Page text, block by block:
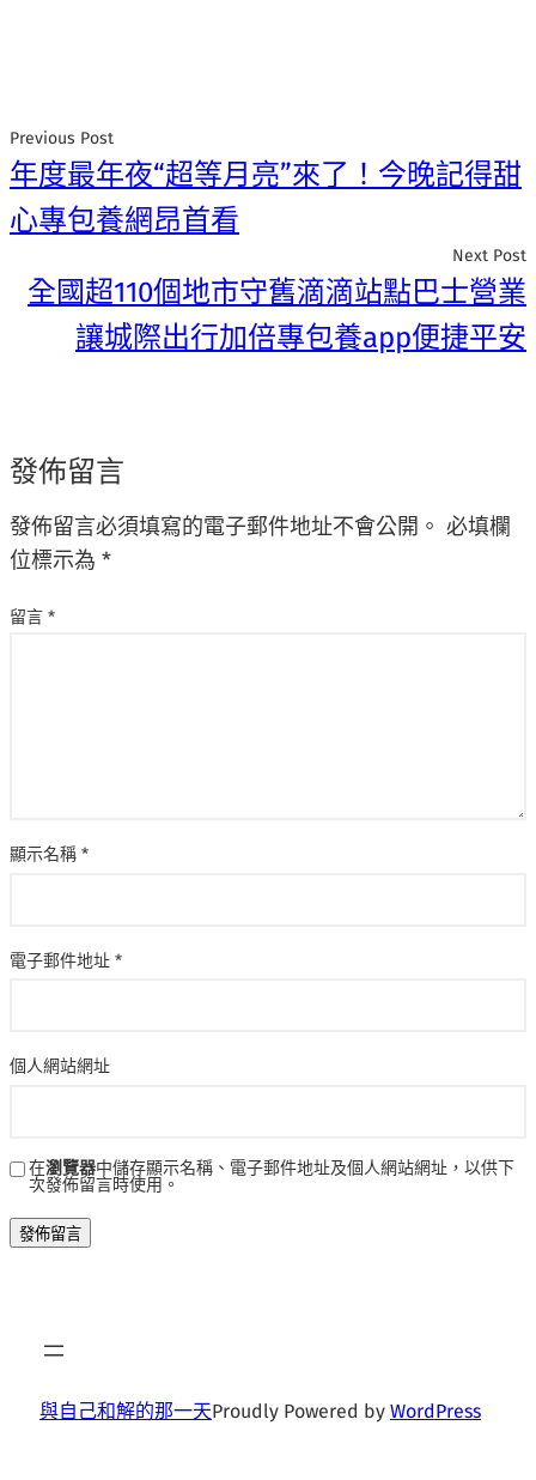
Previous Post
年度最年夜“超等月亮”來了！今晚記得甜
心專包養網昂首看
Next Post
全國超110個地市守舊滴滴站點巴士營業
讓城際出行加倍專包養app便捷平安
發佈留言
發佈留言必須填寫的電子郵件地址不會公開。 必填欄
位標示為 *
留言 *
顯示名稱 *
電子郵件地址 *
個人網站網址
在瀏覽器中儲存顯示名稱、電子郵件地址及個人網站網址，以供下
次發佈留言時使用。
與自己和解的那一天Proudly Powered by WordPress